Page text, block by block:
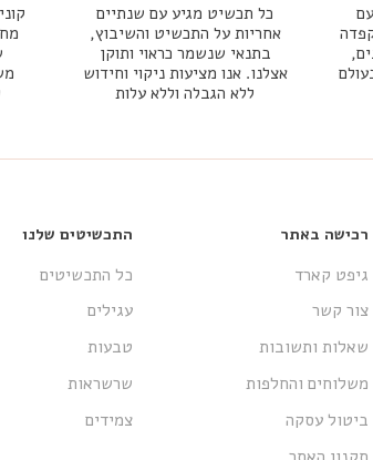
כל תכשיט מגיע עם שנתיים
אחריות על התכשיט והשיבוץ,
בתנאי שנשמר כראוי ותוקן
אצלנו. אנו מציעות ניקוי וחידוש
ללא הגבלה וללא עלות
רכישה באתר
גיפט קארד
צור קשר
שאלות ותשובות
משלוחים והחלפות
ביטול עסקה
התכשיטים שלנו
כל התכשיטים
עגילים
טבעות
שרשראות
צמידים